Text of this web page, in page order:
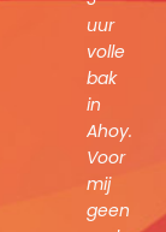
uur
volle
bak
in
Ahoy.
Voor
mij
geen